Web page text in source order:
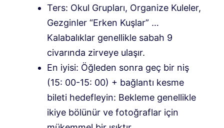
Ters: Okul Grupları, Organize Kuleler,
Gezginler “Erken Kuşlar” …
Kalabalıklar genellikle sabah 9
civarında zirveye ulaşır.
En iyisi: Öğleden sonra geç bir niş
(15: 00-15: 00) + bağlantı kesme
bileti hedefleyin: Bekleme genellikle
ikiye bölünür ve fotoğraflar için